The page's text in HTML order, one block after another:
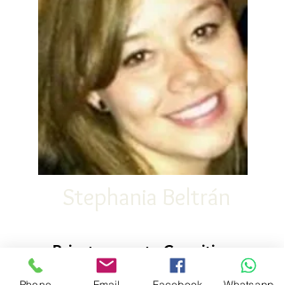
Stephania Beltrán
Psicoterapeuta Cognitivo
Conductual